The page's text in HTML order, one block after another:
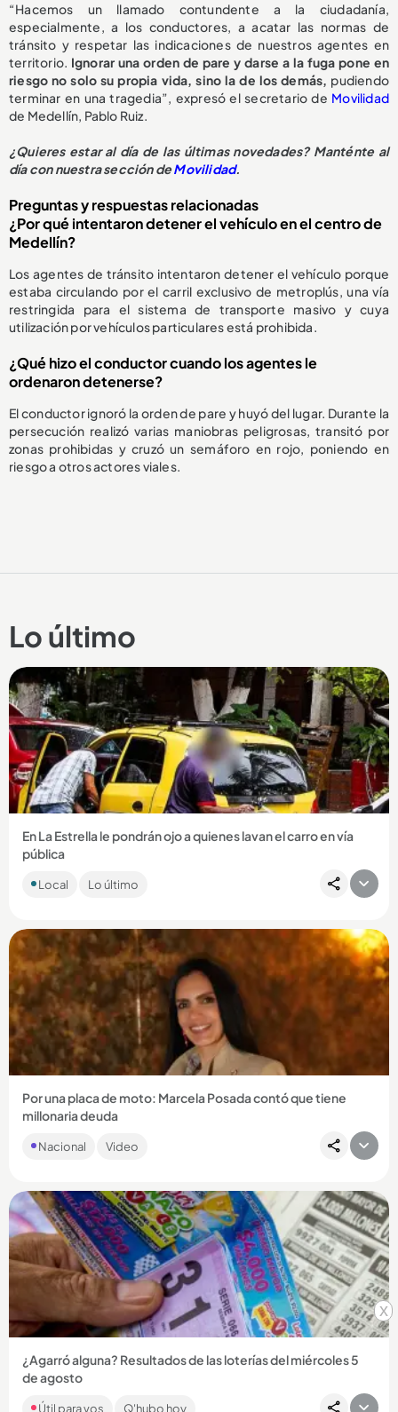
x
“Hacemos un llamado contundente a la ciudadanía,
especialmente, a los conductores, a acatar las normas de
tránsito y respetar las indicaciones de nuestros agentes en
territorio. Ignorar una orden de pare y darse a la fuga pone en
riesgo no solo su propia vida, sino la de los demás, pudiendo
terminar en una tragedia”, expresó el secretario de Movilidad
de Medellín, Pablo Ruiz.
¿Quieres estar al día de las últimas novedades? Manténte al
día con nuestra sección deMovilidad.
Preguntas y respuestas relacionadas
¿Por qué intentaron detener el vehículo en el centro de
Medellín?
Los agentes de tránsito intentaron detener el vehículo porque
estaba circulando por el carril exclusivo de metroplús, una vía
restringida para el sistema de transporte masivo y cuya
utilización por vehículos particulares está prohibida.
¿Qué hizo el conductor cuando los agentes le
ordenaron detenerse?
El conductor ignoró la orden de pare y huyó del lugar. Durante la
persecución realizó varias maniobras peligrosas, transitó por
zonas prohibidas y cruzó un semáforo en rojo, poniendo en
riesgo a otros actores viales.
Lo último
En La Estrella le pondrán ojo a quienes lavan el carro en vía
pública
evitar que los conductores y los establecimientos de lavado
Local Lo último
Compartir Noticia
Por una placa de moto: Marcela Posada contó que tiene
millonaria deuda
La actriz de ‘Betty la fea’ y de ‘En los tacones de Eva’ relató el
horror por el que ella y su familia están pasando por...
Nacional Video
Compartir Noticia
¿Agarró alguna? Resultados de las loterías del miércoles 5
de agosto
Útil para vos Q'hubo hoy